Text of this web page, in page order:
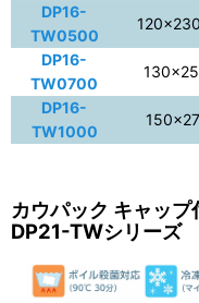
DP16-
TW0500
DP16-
TW0700
DP16-
TW1000
カウパック キャッ
DP21-TWシリーズ